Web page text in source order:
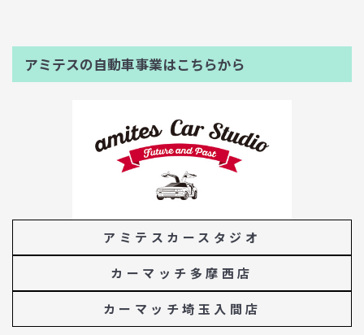
アミテスの自動車事業はこちらから
アミテスカースタジオ
カーマッチ多摩西店
カーマッチ埼玉入間店